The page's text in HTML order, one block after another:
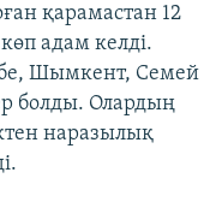
қарамастан 12
адам келді.
Шымкент, Семей
болды. Олардың
наразылық